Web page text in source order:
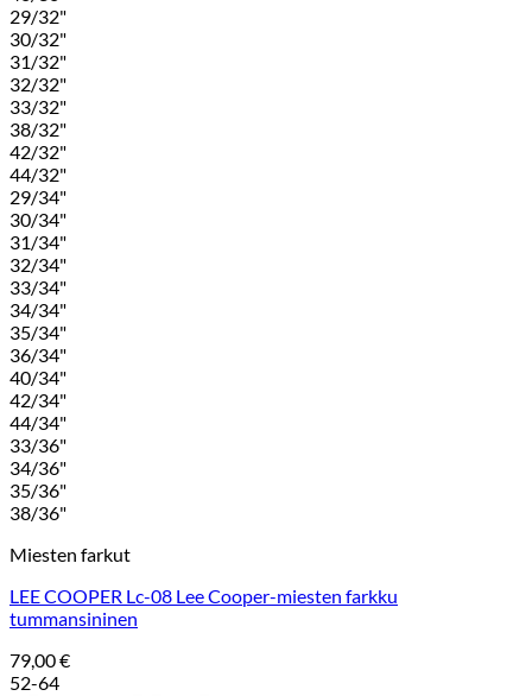
29/32"
30/32"
31/32"
32/32"
33/32"
38/32"
42/32"
44/32"
29/34"
30/34"
31/34"
32/34"
33/34"
34/34"
35/34"
36/34"
40/34"
42/34"
44/34"
33/36"
34/36"
35/36"
38/36"
Miesten farkut
LEE COOPER Lc-08 Lee Cooper-miesten farkku
tummansininen
79,00€
52-64